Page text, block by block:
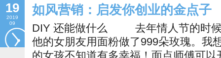
19
2019
09
如风营销：启发你创业的金点子
DIY 还能做什么 去年情人节的时候
他的女朋友用面粉做了999朵玫瑰。我
的女孩不知道有多幸福！面点师傅可